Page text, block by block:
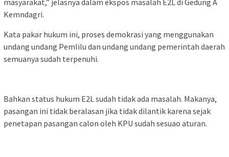
Kemndagri.
Kata pakar hukum ini, proses demokrasi yang menggunakan
undang undang Pemlilu dan undang undang pemerintah daerah
semuanya sudah terpenuhi.
Bahkan status hukum E2L sudah tidak ada masalah. Makanya,
pasangan ini tidak beralasan jika tidak dilantik karena sejak
penetapan pasangan calon oleh KPU sudah sesuao aturan.